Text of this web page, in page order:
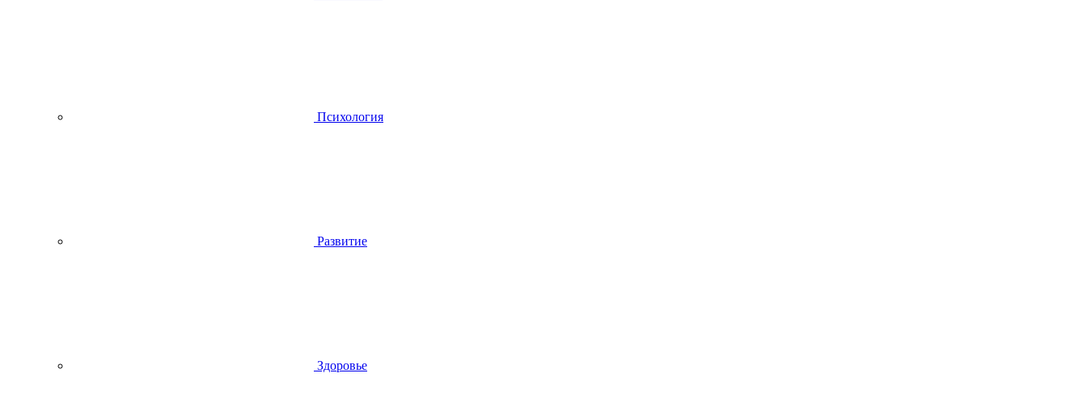
Психология
Развитие
Здоровье